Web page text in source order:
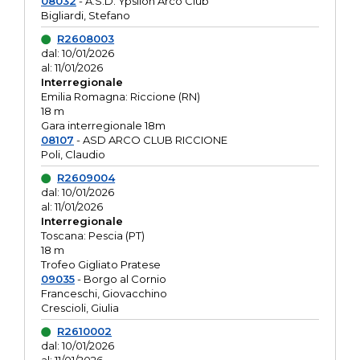
Bigliardi, Stefano
R2608003
dal: 10/01/2026
al: 11/01/2026
Interregionale
Emilia Romagna: Riccione (RN)
18 m
Gara interregionale 18m
08107 - ASD ARCO CLUB RICCIONE
Poli, Claudio
R2609004
dal: 10/01/2026
al: 11/01/2026
Interregionale
Toscana: Pescia (PT)
18 m
Trofeo Gigliato Pratese
09035- Borgo al Cornio
Franceschi, Giovacchino
Crescioli, Giulia
R2610002
dal: 10/01/2026